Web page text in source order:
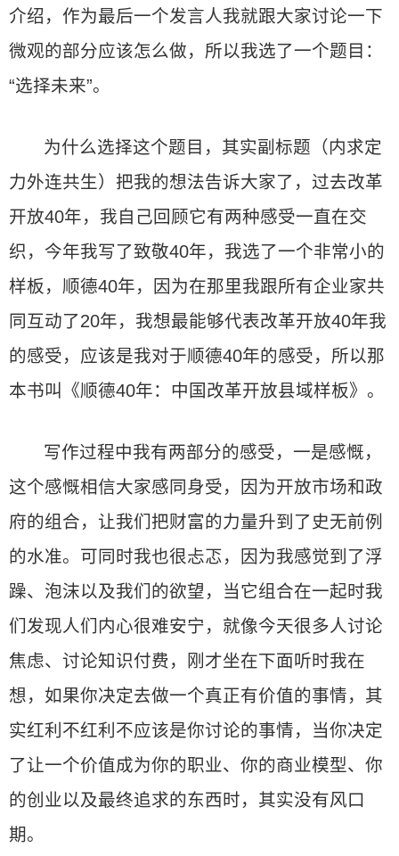
介绍，作为最后一个发言人我就跟大家讨论一下
微观的部分应该怎么做，所以我选了一个题目：
“选择未来”。
为什么选择这个题目，其实副标题（内求定
力外连共生）把我的想法告诉大家了，过去改革
开放40年，我自己回顾它有两种感受一直在交
织，今年我写了致敬40年，我选了一个非常小的
样板，顺德40年，因为在那里我跟所有企业家共
同互动了20年，我想最能够代表改革开放40年我
的感受，应该是我对于顺德40年的感受，所以那
本书叫《顺德40年：中国改革开放县域样板》。
写作过程中我有两部分的感受，一是感慨，
这个感慨相信大家感同身受，因为开放市场和政
府的组合，让我们把财富的力量升到了史无前例
的水准。可同时我也很忐忑，因为我感觉到了浮
躁、泡沫以及我们的欲望，当它组合在一起时我
们发现人们内心很难安宁，就像今天很多人讨论
焦虑、讨论知识付费，刚才坐在下面听时我在
想，如果你决定去做一个真正有价值的事情，其
实红利不红利不应该是你讨论的事情，当你决定
了让一个价值成为你的职业、你的商业模型、你
的创业以及最终追求的东西时，其实没有风口
期。